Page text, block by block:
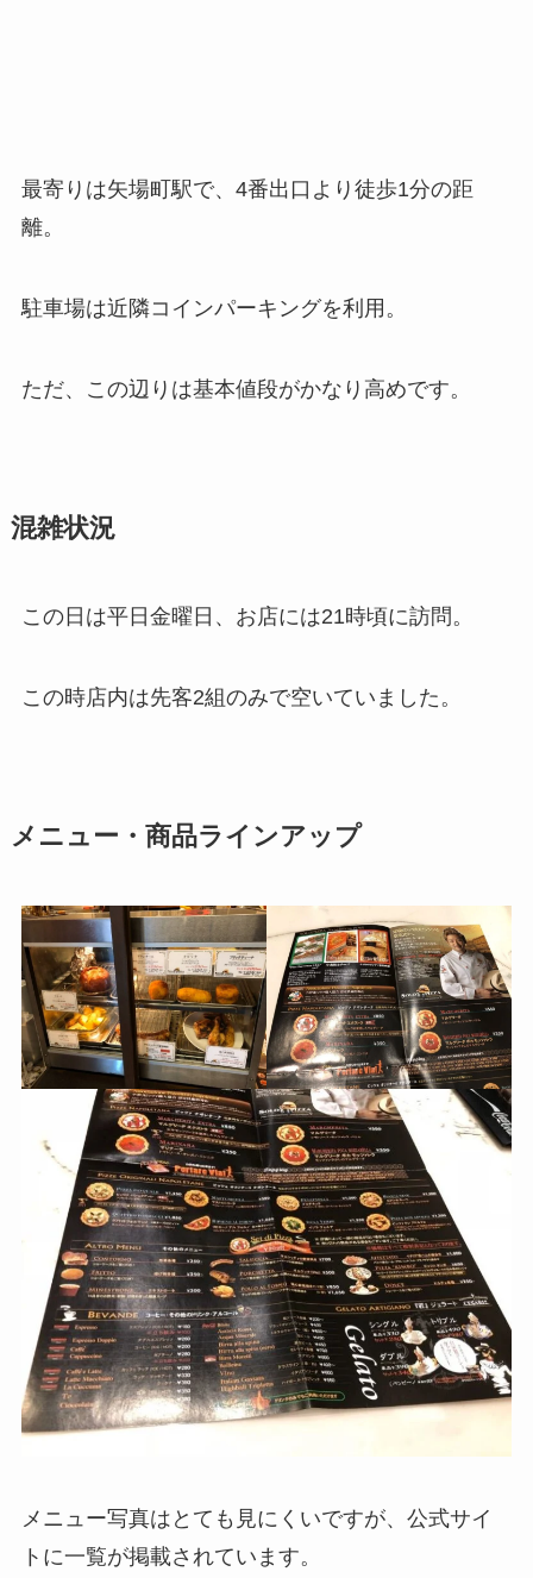
最寄りは矢場町駅で、4番出口より徒歩1分の距
離。
駐車場は近隣コインパーキングを利用。
ただ、この辺りは基本値段がかなり高めです。
混雑状況
この日は平日金曜日、お店には21時頃に訪問。
この時店内は先客2組のみで空いていました。
メニュー・商品ラインアップ
メニュー写真はとても見にくいですが、公式サイ
トに一覧が掲載されています。